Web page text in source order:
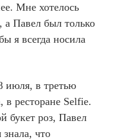
Мне хотелось
а Павел был только
я всегда носила
июля, в третью
в ресторане Selfie.
букет роз, Павел
что